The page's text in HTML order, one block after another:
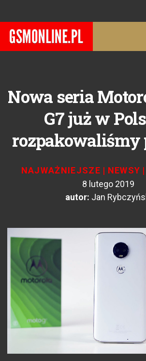
Nowa seria
G7 już w
rozpakowaliśmy
NAJWAŻNIEJSZE | NEWSY |
8 lutego 2019
autor: Jan